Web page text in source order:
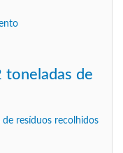
toneladas de